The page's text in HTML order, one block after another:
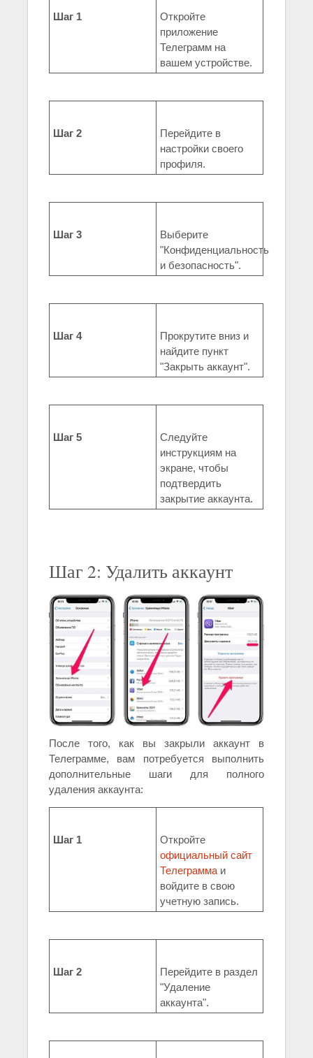
Шаг 1
Откройте
приложение
Телеграмм на
вашем устройстве.
Шаг 2
Перейдите в
настройки своего
профиля.
Шаг 3
Выберите
"Конфиденциальность
и безопасность".
Шаг 4
Прокрутите вниз и
найдите пункт
"Закрыть аккаунт".
Шаг 5
Следуйте
инструкциям на
экране, чтобы
подтвердить
закрытие аккаунта.
Шаг 2: Удалить аккаунт
После того, как вы закрыли аккаунт в
Телеграмме, вам потребуется выполнить
дополнительные шаги для полного
удаления аккаунта:
Шаг 1
Откройте
официальный сайт
Телеграмма и
войдите в свою
учетную запись.
Шаг 2
Перейдите в раздел
"Удаление
аккаунта".